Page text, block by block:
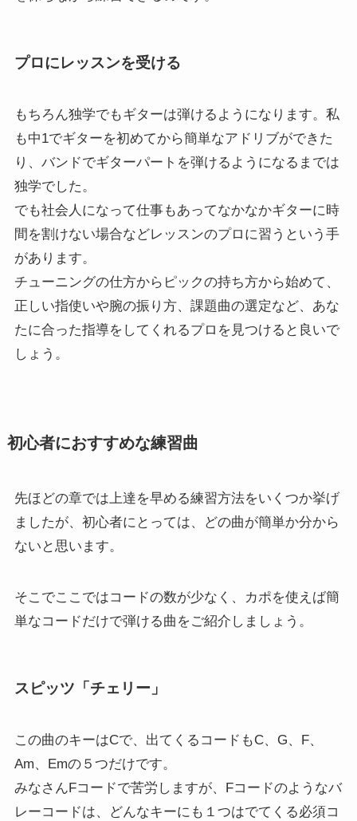
プロにレッスンを受ける
もちろん独学でもギターは弾けるようになります。私
も中1でギターを初めてから簡単なアドリブができた
り、バンドでギターパートを弾けるようになるまでは
独学でした。
でも社会人になって仕事もあってなかなかギターに時
間を割けない場合などレッスンのプロに習うという手
があります。
チューニングの仕方からピックの持ち方から始めて、
正しい指使いや腕の振り方、課題曲の選定など、あな
たに合った指導をしてくれるプロを見つけると良いで
しょう。
初心者におすすめな練習曲
先ほどの章では上達を早める練習方法をいくつか挙げ
ましたが、初心者にとっては、どの曲が簡単か分から
ないと思います。
そこでここではコードの数が少なく、カポを使えば簡
単なコードだけで弾ける曲をご紹介しましょう。
スピッツ「チェリー」
この曲のキーはCで、出てくるコードもC、G、F、
Am、Emの５つだけです。
みなさんFコードで苦労しますが、Fコードのようなバ
レーコードは、どんなキーにも１つはでてくる必須コ